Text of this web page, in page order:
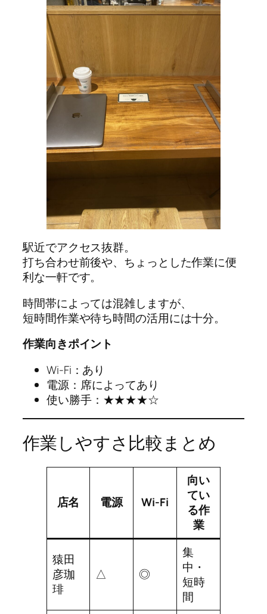
駅近でアクセス抜群。
打ち合わせ前後や、ちょっとした作業に便
利な一軒です。
時間帯によっては混雑しますが、
短時間作業や待ち時間の活用には十分。
作業向きポイント
Wi-Fi：あり
電源：席によってあり
使い勝手：★★★★☆
作業しやすさ比較まとめ
店名 電源 Wi-Fi
向い
てい
る作
業
猿田
彦珈
琲
△ ◎
集
中・
短時
間